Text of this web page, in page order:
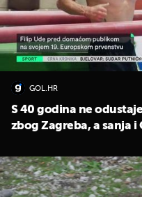
GOL.HR
S 40 godina ne
zbog Zagreba, a sanja